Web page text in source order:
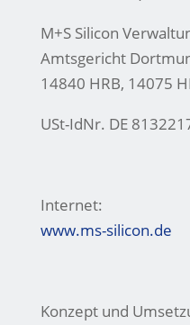
M+S Silicon
Amtsgericht
14840 HRB, 14075
USt-IdNr. DE
Internet:
www.ms-silicon.de
Konzept und